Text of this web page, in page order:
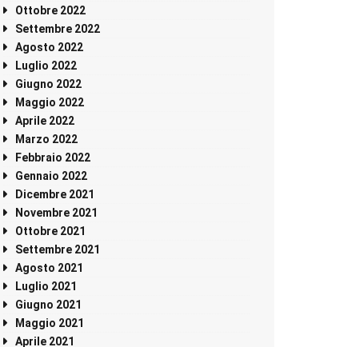
Ottobre 2022
Settembre 2022
Agosto 2022
Luglio 2022
Giugno 2022
Maggio 2022
Aprile 2022
Marzo 2022
Febbraio 2022
Gennaio 2022
Dicembre 2021
Novembre 2021
Ottobre 2021
Settembre 2021
Agosto 2021
Luglio 2021
Giugno 2021
Maggio 2021
Aprile 2021